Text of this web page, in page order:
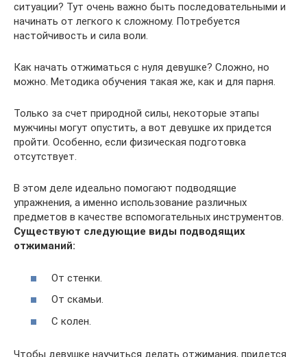
ситуации? Тут очень важно быть последовательными и
начинать от легкого к сложному. Потребуется
настойчивость и сила воли.
Как начать отжиматься с нуля девушке? Сложно, но
можно. Методика обучения такая же, как и для парня.
Только за счет природной силы, некоторые этапы
мужчины могут опустить, а вот девушке их придется
пройти. Особенно, если физическая подготовка
отсутствует.
В этом деле идеально помогают подводящие
упражнения, а именно использование различных
предметов в качестве вспомогательных инструментов.
Существуют следующие виды подводящих
отжиманий:
От стенки.
От скамьи.
С колен.
Чтобы девушке научиться делать отжимания, придется